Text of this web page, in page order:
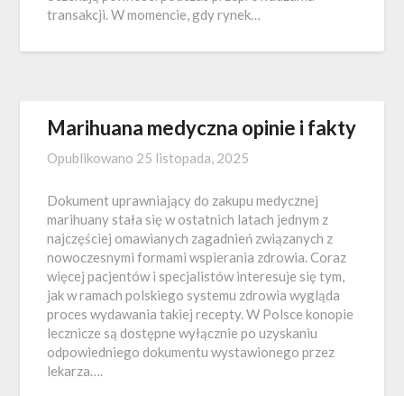
transakcji. W momencie, gdy rynek…
Marihuana medyczna opinie i fakty
Opublikowano 25 listopada, 2025
Dokument uprawniający do zakupu medycznej
marihuany stała się w ostatnich latach jednym z
najczęściej omawianych zagadnień związanych z
nowoczesnymi formami wspierania zdrowia. Coraz
więcej pacjentów i specjalistów interesuje się tym,
jak w ramach polskiego systemu zdrowia wygląda
proces wydawania takiej recepty. W Polsce konopie
lecznicze są dostępne wyłącznie po uzyskaniu
odpowiedniego dokumentu wystawionego przez
lekarza….